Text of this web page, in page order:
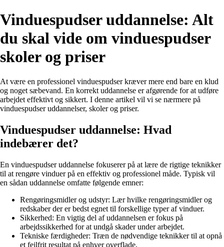
Vinduespudser uddannelse: Alt
du skal vide om vinduespudser
skoler og priser
At være en professionel vinduespudser kræver mere end bare en klud
og noget sæbevand. En korrekt uddannelse er afgørende for at udføre
arbejdet effektivt og sikkert. I denne artikel vil vi se nærmere på
vinduespudser uddannelser, skoler og priser.
Vinduespudser uddannelse: Hvad
indebærer det?
En vinduespudser uddannelse fokuserer på at lære de rigtige teknikker
til at rengøre vinduer på en effektiv og professionel måde. Typisk vil
en sådan uddannelse omfatte følgende emner:
Rengøringsmidler og udstyr: Lær hvilke rengøringsmidler og
redskaber der er bedst egnet til forskellige typer af vinduer.
Sikkerhed: En vigtig del af uddannelsen er fokus på
arbejdssikkerhed for at undgå skader under arbejdet.
Tekniske færdigheder: Træn de nødvendige teknikker til at opnå
et fejlfrit resultat på enhver overflade.